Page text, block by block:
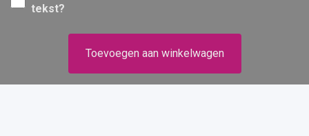
tekst?
Toevoegen aan winkelwagen